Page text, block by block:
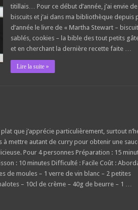
titillais… Pour ce début d’année, j’ai envie de
biscuits et j’ai dans ma bibliothèque depuis
d’année le livre de « Martha Stewart –
sablés, cookies – la bible des tout petits
et en cherchant la dernière recette faite …
Lire la suite »
plat que j’apprécie particulièrement, surtout
à mettre autant de curry pour obtenir une
Pour 4 personnes Préparation : 15
: 10 minutes Difficulté : Facile Coût :
de moules – 1 verre de vin blanc – 2 petites
– 10cl de crème – 40g de beurre – 1 …